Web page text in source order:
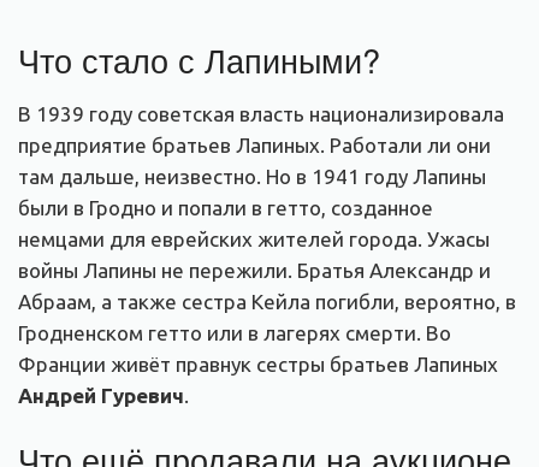
Что стало с Лапиными?
В 1939 году советская власть национализировала
предприятие братьев Лапиных. Работали ли они
там дальше, неизвестно. Но в 1941 году Лапины
были в Гродно и попали в гетто, созданное
немцами для еврейских жителей города. Ужасы
войны Лапины не пережили. Братья Александр и
Абраам, а также сестра Кейла погибли, вероятно, в
Гродненском гетто или в лагерях смерти. Во
Франции живёт правнук сестры братьев Лапиных
Андрей Гуревич